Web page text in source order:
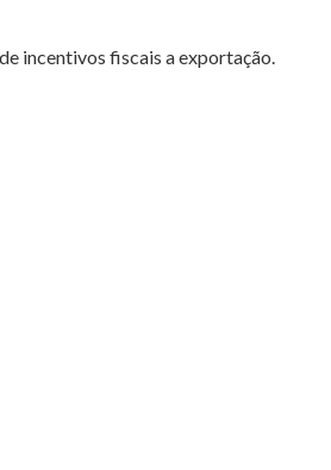
incentivos fiscais a exportação.